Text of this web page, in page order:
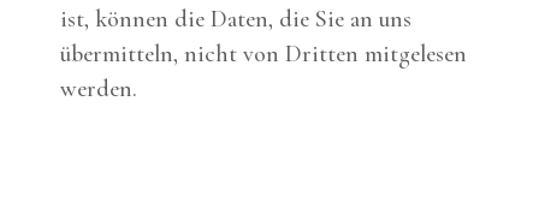
ist, können die Daten, die Sie an uns
übermitteln, nicht von Dritten mitgelesen
werden.